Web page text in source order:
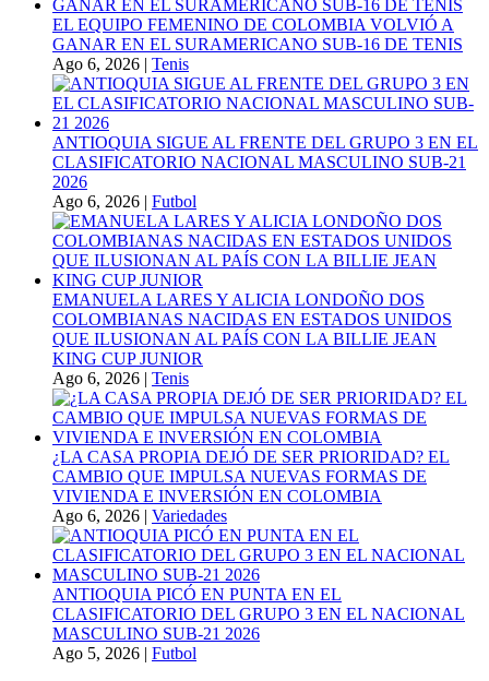
EL EQUIPO FEMENINO DE COLOMBIA VOLVIÓ A
GANAR EN EL SURAMERICANO SUB-16 DE TENIS
Ago 6, 2026 | Tenis
ANTIOQUIA SIGUE AL FRENTE DEL GRUPO 3 EN EL
CLASIFICATORIO NACIONAL MASCULINO SUB-21
2026
Ago 6, 2026 | Futbol
EMANUELA LARES Y ALICIA LONDOÑO DOS
COLOMBIANAS NACIDAS EN ESTADOS UNIDOS
QUE ILUSIONAN AL PAÍS CON LA BILLIE JEAN
KING CUP JUNIOR
Ago 6, 2026 | Tenis
¿LA CASA PROPIA DEJÓ DE SER PRIORIDAD? EL
CAMBIO QUE IMPULSA NUEVAS FORMAS DE
VIVIENDA E INVERSIÓN EN COLOMBIA
Ago 6, 2026 | Variedades
ANTIOQUIA PICÓ EN PUNTA EN EL
CLASIFICATORIO DEL GRUPO 3 EN EL NACIONAL
MASCULINO SUB-21 2026
Ago 5, 2026 | Futbol